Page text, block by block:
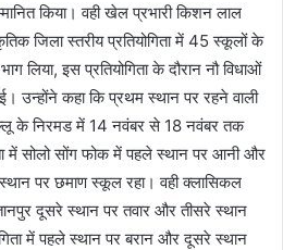
किया। वही खेल प्रभारी किशन लाल
जिला स्तरीय प्रतियोगिता में 45 स्कूलों के
लिया, इस प्रतियोगिता के दौरान नौ विधाओं
उन्होंने कहा कि प्रथम स्थान पर रहने वाली
के निरमड में 14 नवंबर से 18 नवंबर तक
में सोलो सोंग फोक में पहले स्थान पर आनी और
पर छमाण स्कूल रहा। वही क्लासिकल
दूसरे स्थान पर तवार और तीसरे स्थान
में पहले स्थान पर बरान और दूसरे स्थान